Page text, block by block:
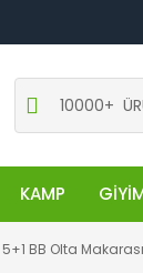
KAMP
BB Olta Makarası